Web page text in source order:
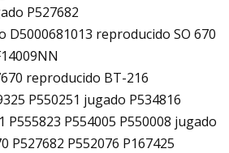
P527682
reproducido SO 670
reproducido BT-216
P550251 jugado P534816
P555823 P554005 P550008 jugado
P527682 P552076 P167425